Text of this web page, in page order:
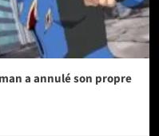
a annulé son propre